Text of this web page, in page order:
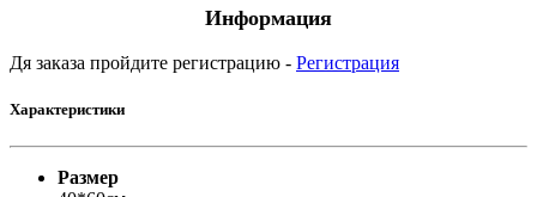
Информация
Дя заказа пройдите регистрацию - Регистрация
Характеристики
Размер